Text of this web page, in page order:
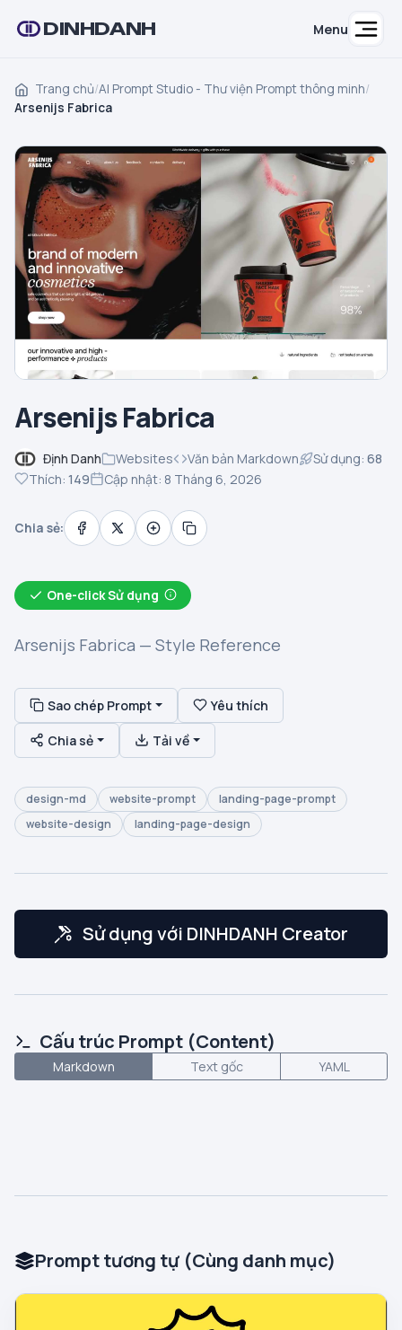
DINHDANH Menu
Trang chủ/AI Prompt Studio - Thư viện Prompt thông minh/
Arsenijs Fabrica
Arsenijs Fabrica
Định Danh Websites Văn bản Markdown Sử dụng: 68
Thích: 149 Cập nhật: 8 Tháng 6, 2026
Chia sẻ:
One-click Sử dụng
Arsenijs Fabrica — Style Reference
Sao chép Prompt Yêu thích
Chia sẻ Tải về
design-md website-prompt
landing-page-prompt
website-design
landing-page-design
Sử dụng với DINHDANH Creator
Cấu trúc Prompt (Content)
Markdown Text gốc YAML
Prompt tương tự (Cùng danh mục)